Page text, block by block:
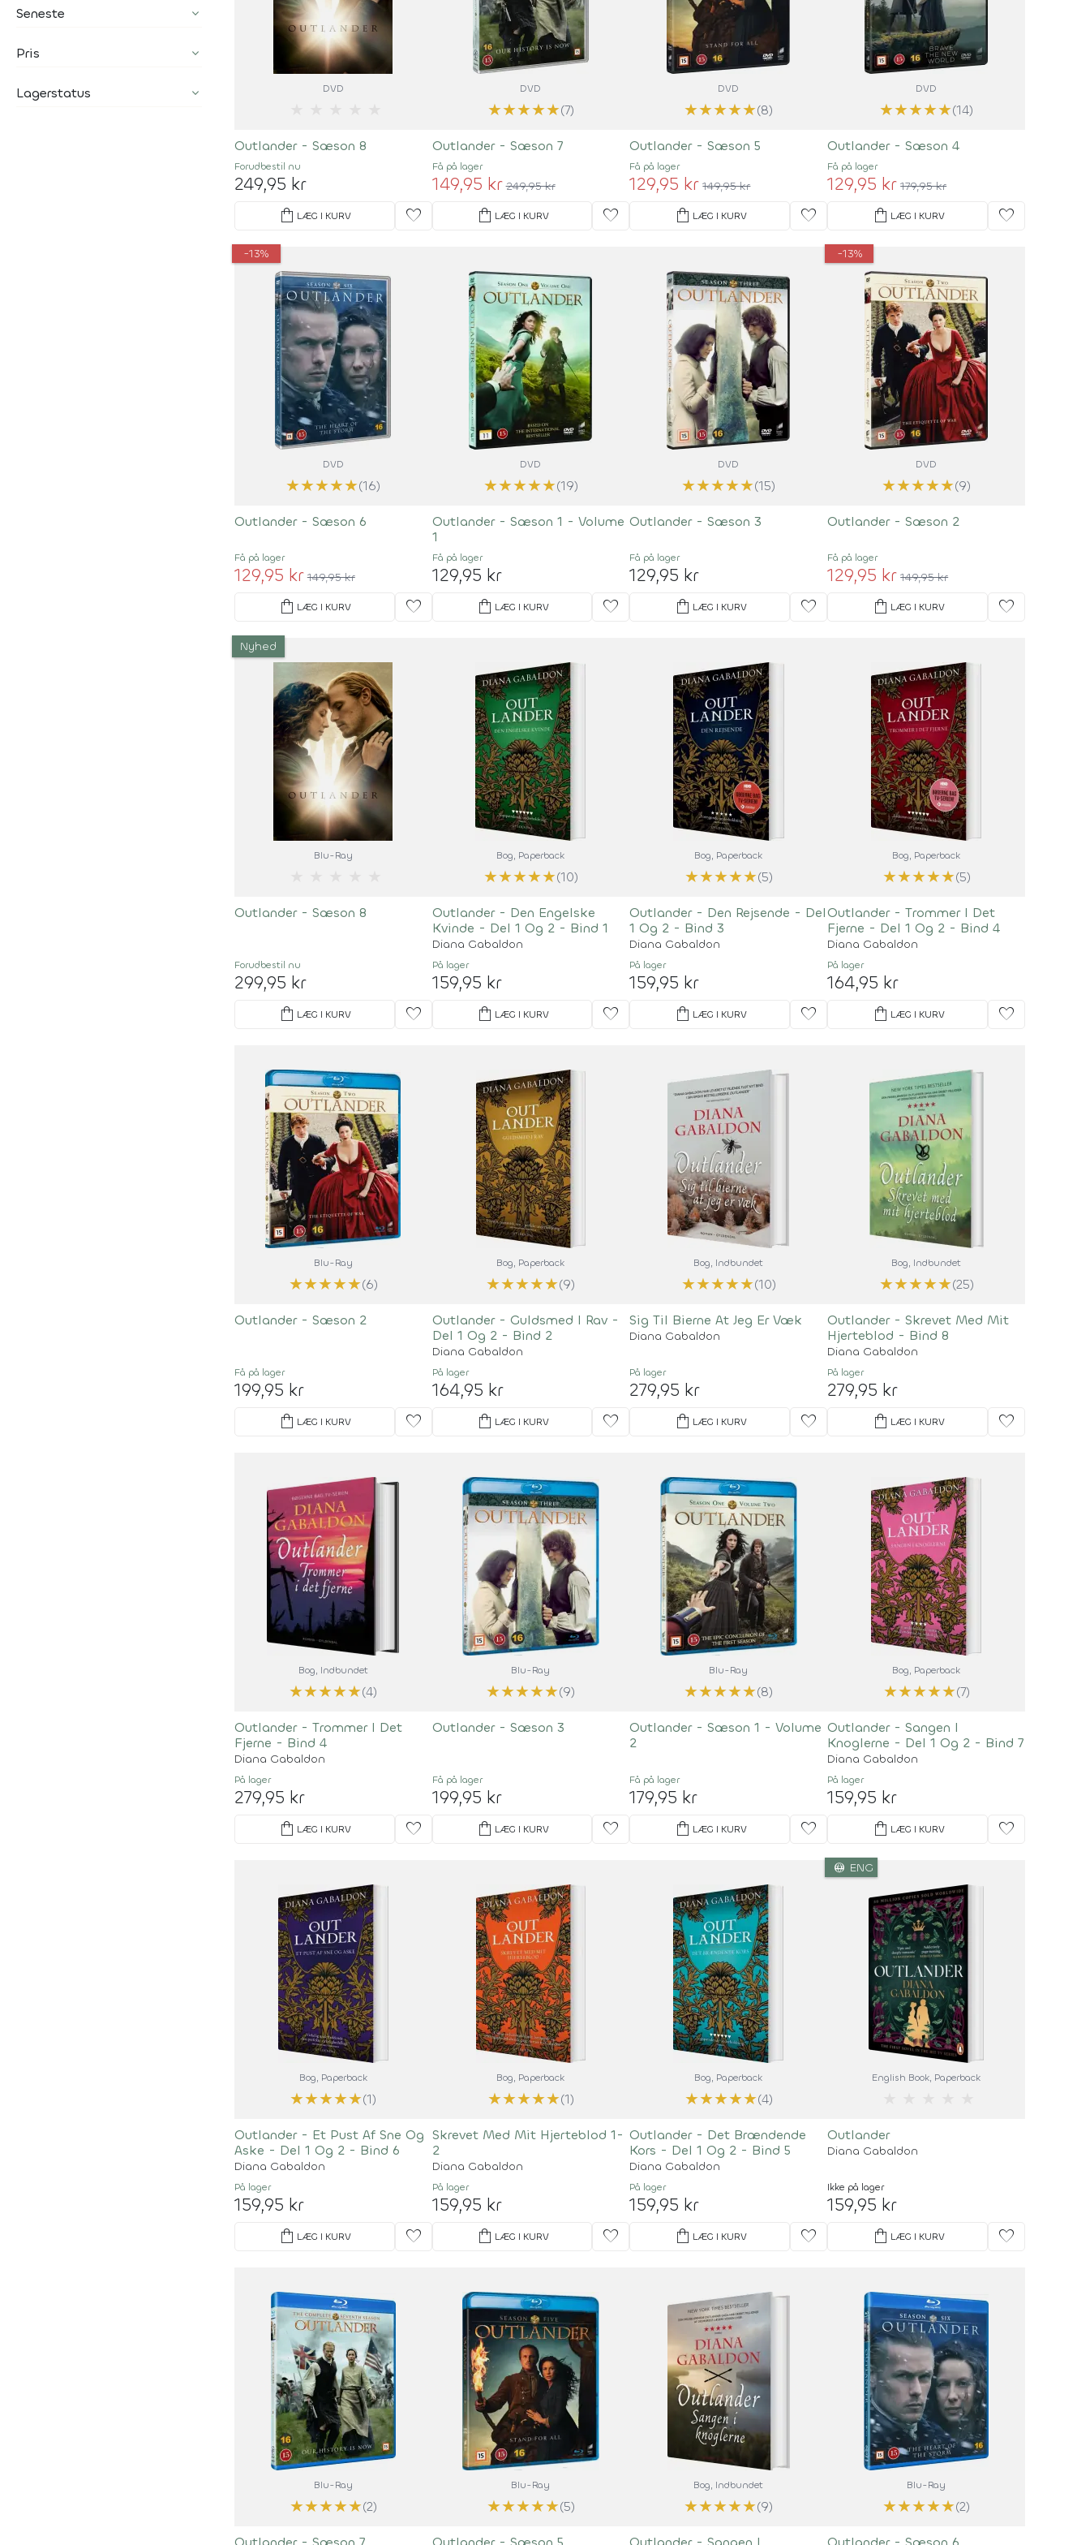
Seneste
Pris
Lagerstatus DVD
Outlander - Sæson 8
Forudbestil nu
249,95 kr
shopping_bag LÆG I KURV favorite
DVD
★★★★★(7)
Outlander - Sæson 7
Få på lager
149,95 kr 249,95 kr
shopping_bag LÆG I KURV favorite
DVD
★★★★★(8)
Outlander - Sæson 5
Få på lager
129,95 kr 149,95 kr
shopping_bag LÆG I KURV favorite
DVD
★★★★★(14)
Outlander - Sæson 4
Få på lager
129,95 kr 179,95 kr
shopping_bag LÆG I KURV favorite
-13%
DVD
★★★★★(16)
Outlander - Sæson 6
Få på lager
129,95 kr 149,95 kr
shopping_bag LÆG I KURV favorite
DVD
★★★★★(19)
Outlander - Sæson 1 - Volume
1
Få på lager
129,95 kr
shopping_bag LÆG I KURV favorite
DVD
★★★★★(15)
Outlander - Sæson 3
Få på lager
129,95 kr
shopping_bag LÆG I KURV favorite
-13%
DVD
★★★★★(9)
Outlander - Sæson 2
Få på lager
129,95 kr 149,95 kr
shopping_bag LÆG I KURV favorite
Nyhed
Blu-Ray
Outlander - Sæson 8
Forudbestil nu
299,95 kr
shopping_bag LÆG I KURV favorite
Bog, Paperback
★★★★★(10)
Outlander - Den Engelske
Kvinde - Del 1 Og 2 - Bind 1
Diana Gabaldon
På lager
159,95 kr
shopping_bag LÆG I KURV favorite
Bog, Paperback
★★★★★(5)
Outlander - Den Rejsende - Del
1 Og 2 - Bind 3
Diana Gabaldon
På lager
159,95 kr
shopping_bag LÆG I KURV favorite
Bog, Paperback
★★★★★(5)
Outlander - Trommer I Det
Fjerne - Del 1 Og 2 - Bind 4
Diana Gabaldon
På lager
164,95 kr
shopping_bag LÆG I KURV favorite
Blu-Ray
★★★★★(6)
Outlander - Sæson 2
Få på lager
199,95 kr
shopping_bag LÆG I KURV favorite
Bog, Paperback
★★★★★(9)
Outlander - Guldsmed I Rav -
Del 1 Og 2 - Bind 2
Diana Gabaldon
På lager
164,95 kr
shopping_bag LÆG I KURV favorite
Bog, Indbundet
★★★★★(10)
Sig Til Bierne At Jeg Er Væk
Diana Gabaldon
På lager
279,95 kr
shopping_bag LÆG I KURV favorite
Bog, Indbundet
★★★★★(25)
Outlander - Skrevet Med Mit
Hjerteblod - Bind 8
Diana Gabaldon
På lager
279,95 kr
shopping_bag LÆG I KURV favorite
Bog, Indbundet
★★★★★(4)
Outlander - Trommer I Det
Fjerne - Bind 4
Diana Gabaldon
På lager
279,95 kr
shopping_bag LÆG I KURV favorite
Blu-Ray
★★★★★(9)
Outlander - Sæson 3
Få på lager
199,95 kr
shopping_bag LÆG I KURV favorite
Blu-Ray
★★★★★(8)
Outlander - Sæson 1 - Volume
2
Få på lager
179,95 kr
shopping_bag LÆG I KURV favorite
Bog, Paperback
★★★★★(7)
Outlander - Sangen I
Knoglerne - Del 1 Og 2 - Bind 7
Diana Gabaldon
På lager
159,95 kr
shopping_bag LÆG I KURV favorite
Bog, Paperback
★★★★★(1)
Outlander - Et Pust Af Sne Og
Aske - Del 1 Og 2 - Bind 6
Diana Gabaldon
På lager
159,95 kr
shopping_bag LÆG I KURV favorite
Bog, Paperback
★★★★★(1)
Skrevet Med Mit Hjerteblod 1-
2
Diana Gabaldon
På lager
159,95 kr
shopping_bag LÆG I KURV favorite
Bog, Paperback
★★★★★(4)
Outlander - Det Brændende
Kors - Del 1 Og 2 - Bind 5
Diana Gabaldon
På lager
159,95 kr
shopping_bag LÆG I KURV favorite
language ENG
English Book, Paperback
Outlander
Diana Gabaldon
Ikke på lager
159,95 kr
shopping_bag LÆG I KURV favorite
Blu-Ray
★★★★★(2)
Blu-Ray
★★★★★(5)
Bog, Indbundet
★★★★★(9)
Blu-Ray
★★★★★(2)